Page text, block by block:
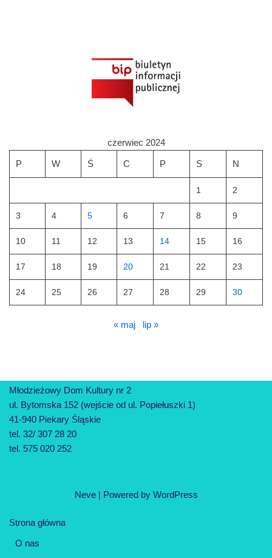
czerwiec 2024
P W Ś C P S N
1 2
3 4 5 6 7 8 9
10 11 12 13 14 15 16
17 18 19 20 21 22 23
24 25 26 27 28 29 30
« maj lip »
Młodzieżowy Dom Kultury nr 2
ul. Bytomska 152 (wejście od ul. Popiełuszki 1)
41-940 Piekary Śląskie
tel. 32/ 307 28 20
tel. 575 020 252
Neve| Powered by WordPress
Strona główna
O nas